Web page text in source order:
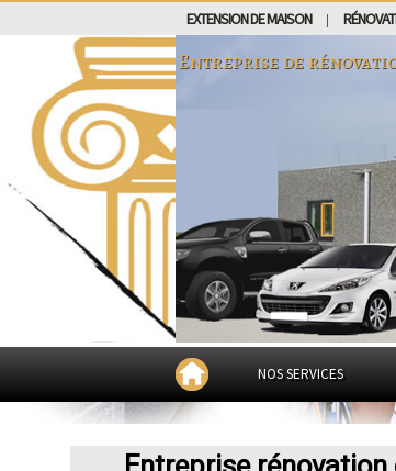
EXTENSION DE MAISON
Entreprise de
NOS SERVICES